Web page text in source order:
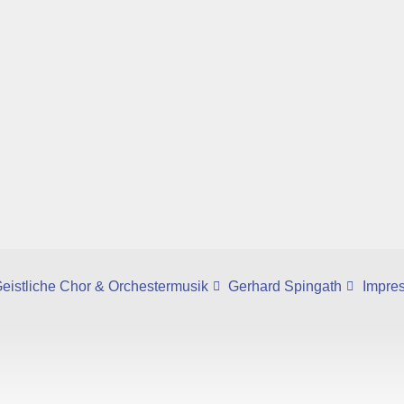
Chor & Orchestermusik Gerhard Spingath